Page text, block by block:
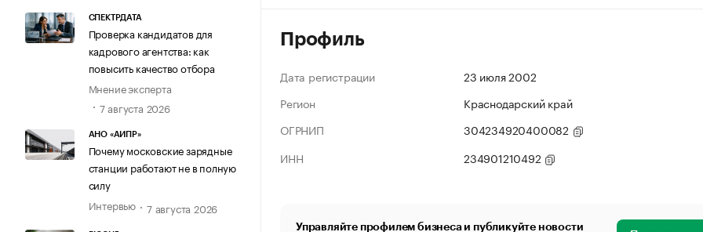
СПЕКТРДАТА
Проверка кандидатов для
кадрового агентства: как
повысить качество отбора
Мнение эксперта
7 августа 2026
АНО «АИПР»
Почему московские зарядные
станции работают не в полную
силу
Интервью
7 августа 2026
Профиль
Дата регистрации
23 июля 2002
Регион
Краснодарский край
ОГРНИП
304234920400082
ИНН
234901210492
Управляйте профилем бизнеса и публикуйте новости